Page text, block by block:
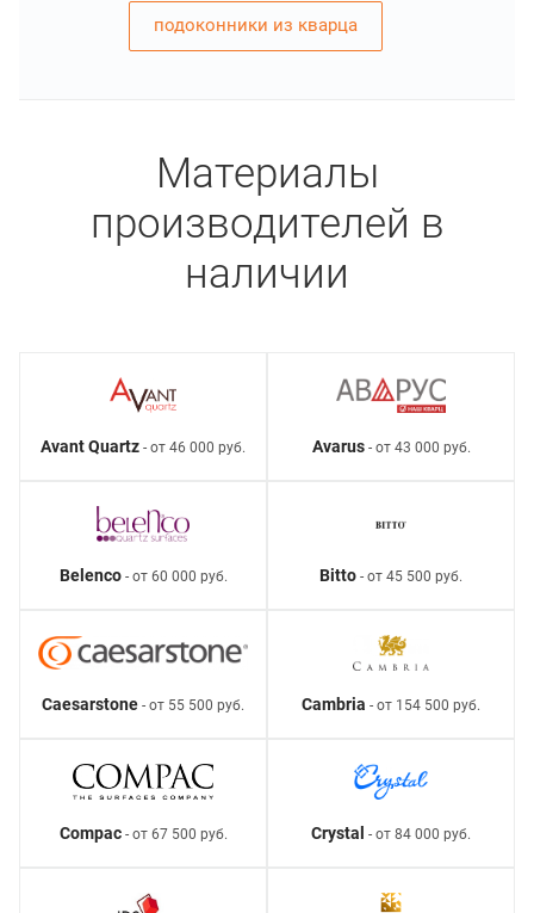
подоконники из кварца
Материалы
производителей в
наличии
Avant Quartz - от 46 000 руб. Avarus- от 43 000 руб.
Belenco- от 60 000 руб. Bitto - от 45 500 руб.
Caesarstone - от 55 500 руб. Cambria - от 154 500 руб.
Compac- от 67 500 руб. Crystal - от 84 000 руб.